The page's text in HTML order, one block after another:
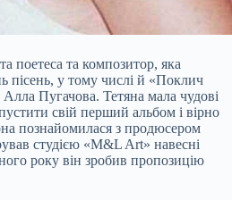
поетеса та композитор, яка
пісень, у тому числі й «Поклич
Пугачова. Тетяна мала чудові
свій перший альбом і вірно
познайомилася з продюсером
студією «М&L Art» навесні
року він зробив пропозицію